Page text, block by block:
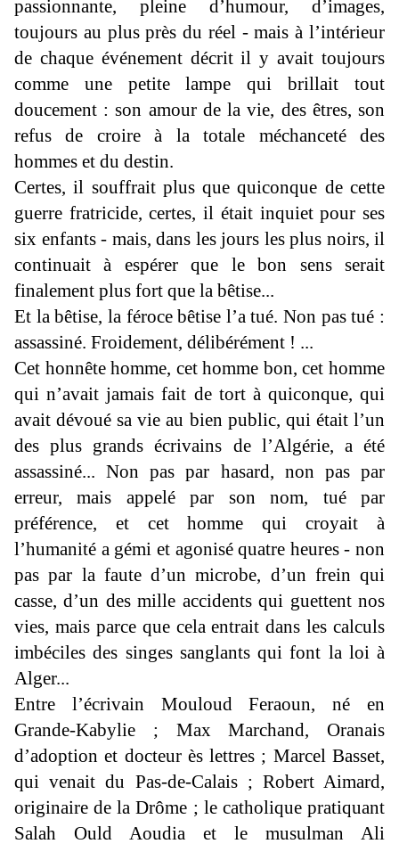
passionnante, pleine d’humour, d’images,
toujours au plus près du réel - mais à l’intérieur
de chaque événement décrit il y avait toujours
comme une petite lampe qui brillait tout
doucement : son amour de la vie, des êtres, son
refus de croire à la totale méchanceté des
hommes et du destin.
Certes, il souffrait plus que quiconque de cette
guerre fratricide, certes, il était inquiet pour ses
six enfants - mais, dans les jours les plus noirs, il
continuait à espérer que le bon sens serait
finalement plus fort que la bêtise...
Et la bêtise, la féroce bêtise l’a tué. Non pas tué :
assassiné. Froidement, délibérément ! ...
Cet honnête homme, cet homme bon, cet homme
qui n’avait jamais fait de tort à quiconque, qui
avait dévoué sa vie au bien public, qui était l’un
des plus grands écrivains de l’Algérie, a été
assassiné... Non pas par hasard, non pas par
erreur, mais appelé par son nom, tué par
préférence, et cet homme qui croyait à
l’humanité a gémi et agonisé quatre heures - non
pas par la faute d’un microbe, d’un frein qui
casse, d’un des mille accidents qui guettent nos
vies, mais parce que cela entrait dans les calculs
imbéciles des singes sanglants qui font la loi à
Alger...
Entre l’écrivain Mouloud Feraoun, né en
Grande-Kabylie ; Max Marchand, Oranais
d’adoption et docteur ès lettres ; Marcel Basset,
qui venait du Pas-de-Calais ; Robert Aimard,
originaire de la Drôme ; le catholique pratiquant
Salah Ould Aoudia et le musulman Ali